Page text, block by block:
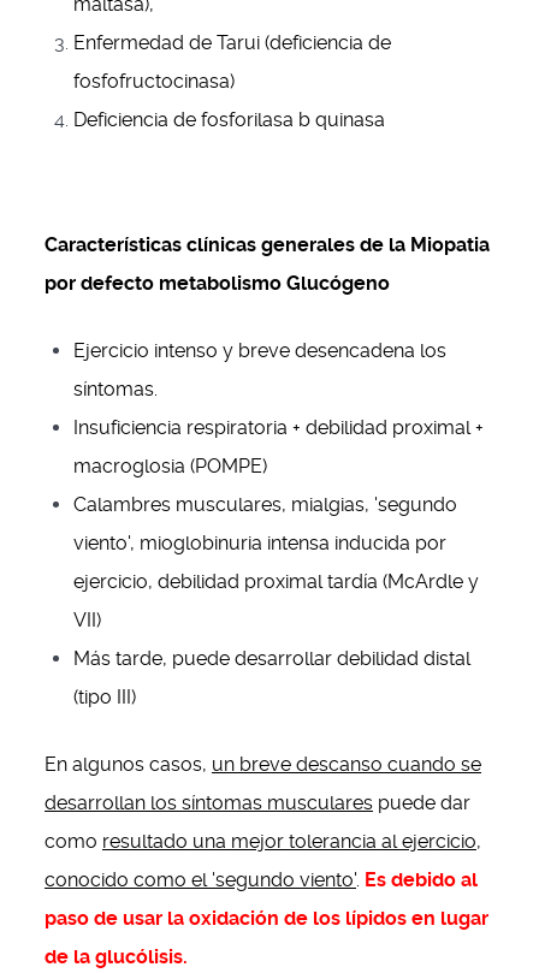
Enfermedad de Tarui (deficiencia de
fosfofructocinasa)
Deficiencia de fosforilasa b quinasa
Características clínicas generales de la Miopatia
por defecto metabolismo Glucógeno
Ejercicio intenso y breve desencadena los
síntomas.
Insuficiencia respiratoria + debilidad proximal +
macroglosia (POMPE)
Calambres musculares, mialgias, 'segundo
viento', mioglobinuria intensa inducida por
ejercicio, debilidad proximal tardía (McArdle y
VII)
Más tarde, puede desarrollar debilidad distal
(tipo III)
En algunos casos, un breve descanso cuando se
desarrollan los síntomas musculares puede dar
como resultado una mejor tolerancia al ejercicio,
conocido como el 'segundo viento'. Es debido al
paso de usar la oxidación de los lípidos en lugar
de la glucólisis.